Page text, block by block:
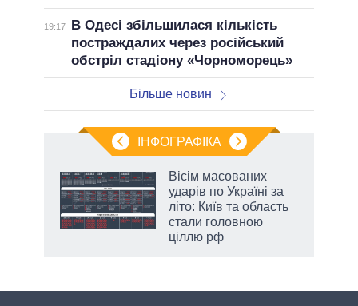
19:17
В Одесі збільшилася кількість
постраждалих через російський
обстріл стадіону «Чорноморець»
Більше новин
ІНФОГРАФІКА
Вісім масованих
ударів по Україні за
літо: Київ та область
стали головною
ціллю рф